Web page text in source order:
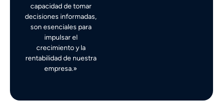
capacidad de tomar
decisiones informadas,
son esenciales para
impulsar el
crecimiento y la
rentabilidad de nuestra
empresa.»